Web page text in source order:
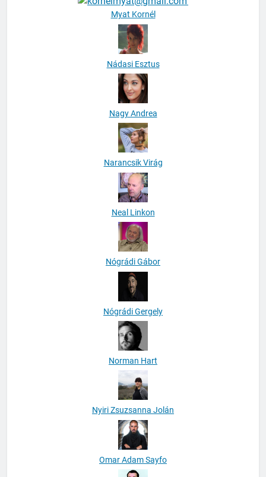
Myat Kornél
Nádasi Esztus
Nagy Andrea
Narancsik Virág
Neal Linkon
Nógrádi Gábor
Nógrádi Gergely
Norman Hart
Nyiri Zsuzsanna Jolán
Omar Adam Sayfo